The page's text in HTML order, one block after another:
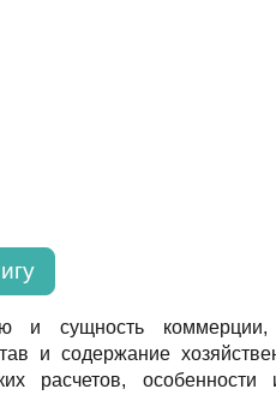
и сущность
и содержание
расчетов, особенности